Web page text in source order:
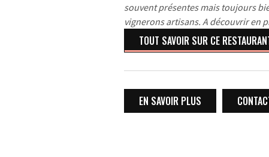
souvent présentes mais toujours
vignerons artisans. A découvrir en
TOUT SAVOIR SUR CE
EN SAVOIR PLUS